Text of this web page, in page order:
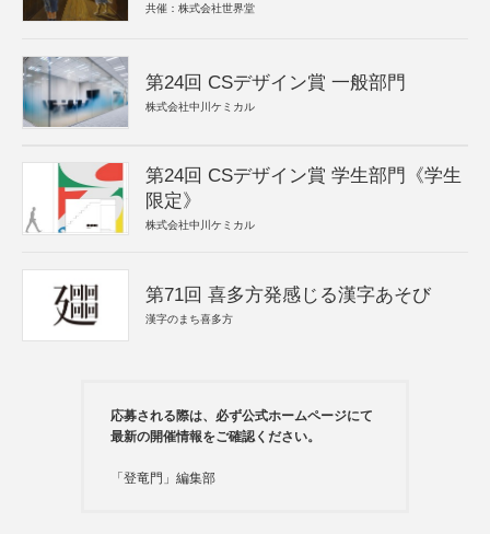
共催：株式会社世界堂
第24回 CSデザイン賞 一般部門
株式会社中川ケミカル
第24回 CSデザイン賞 学生部門《学生
限定》
株式会社中川ケミカル
第71回 喜多方発感じる漢字あそび
漢字のまち喜多方
応募される際は、必ず公式ホームページにて
最新の開催情報をご確認ください。
「登竜門」編集部